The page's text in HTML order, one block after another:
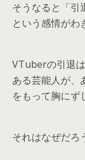
そうなると「引
という感情がわ
VTuberの引退
ある芸能人が、
をもって胸にず
それはなぜだろ